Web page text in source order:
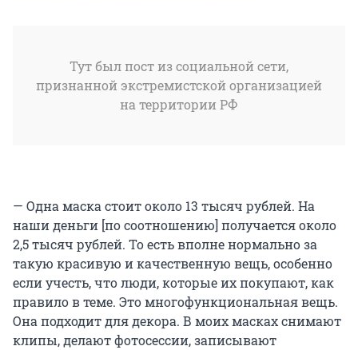
Тут был пост из социальной сети,
признанной экстремистской организацией
на территории РФ
— Одна маска стоит около 13 тысяч рублей. На
наши деньги [по соотношению] получается около
2,5 тысяч рублей. То есть вполне нормально за
такую красивую и качественную вещь, особенно
если учесть, что люди, которые их покупают, как
правило в теме. Это многофункциональная вещь.
Она подходит для декора. В моих масках снимают
клипы, делают фотосессии, записывают